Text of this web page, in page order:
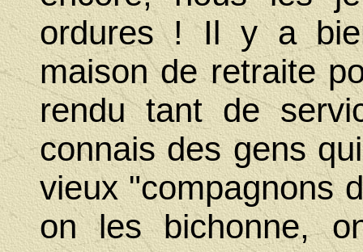
ordures ! Il y a
maison de retraite
rendu tant de
connais des gens
vieux "compagnons
on les bichonne,